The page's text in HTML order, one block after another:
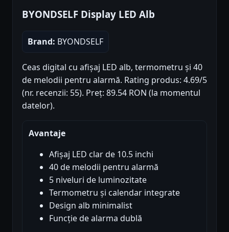
BYONDSELF Display LED Alb
Brand: BYONDSELF
Ceas digital cu afișaj LED alb, termometru și 40
de melodii pentru alarmă. Rating produs: 4.69/5
(nr. recenzii: 55). Preț: 89.54 RON (la momentul
datelor).
Avantaje
Afișaj LED clar de 10.5 inchi
40 de melodii pentru alarmă
5 niveluri de luminozitate
Termometru și calendar integrate
Design alb minimalist
Funcție de alarma dublă